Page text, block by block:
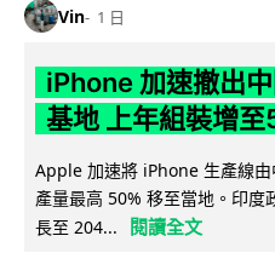
Vin 1 日
iPhone 加速撤出
基地 上年組裝增
Apple 加速將 iPhone 生產線
產量最高 50% 移至當地。印度
長至 204...
閱讀全文